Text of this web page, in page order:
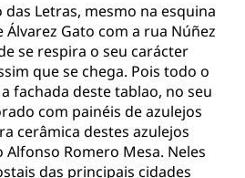
Letras, mesmo na esquina
Gato com a rua Núñez
se respira o seu carácter
que se chega. Pois todo o
fachada deste tablao, no seu
com painéis de azulejos
cerâmica destes azulejos
Romero Mesa. Neles
das principais cidades